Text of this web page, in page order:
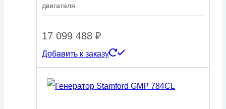
двигателя
17 099 488 ₽
Добавить к заказу